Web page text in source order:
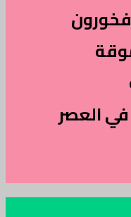
في العصر